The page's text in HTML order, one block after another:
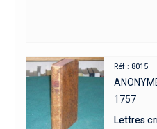
Réf : 8015
1757
Lettres